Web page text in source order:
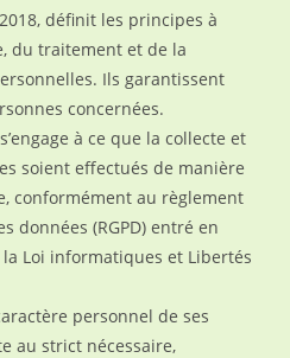
définit les principes à
du traitement et de la
Ils garantissent
concernées.
à ce que la collecte et
soient effectués de manière
conformément au règlement
données (RGPD) entré en
Loi informatiques et Libertés
personnel de ses
au strict nécessaire,